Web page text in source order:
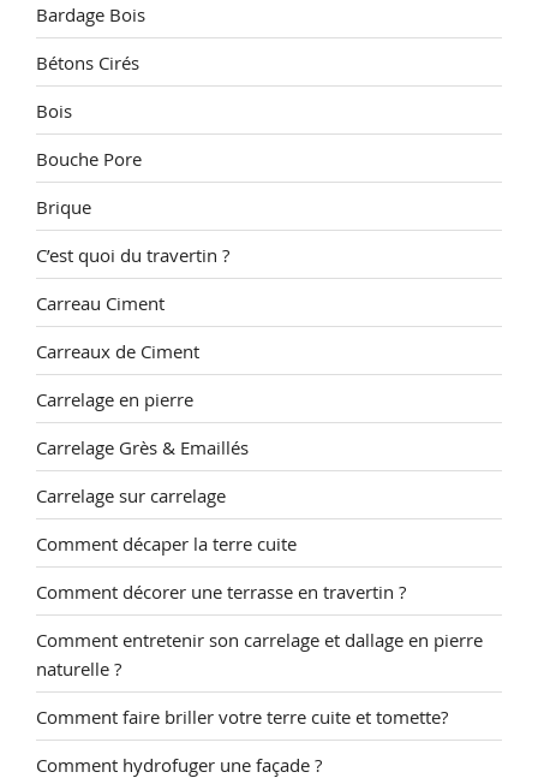
Bardage Bois
Bétons Cirés
Bois
Bouche Pore
Brique
C’est quoi du travertin ?
Carreau Ciment
Carreaux de Ciment
Carrelage en pierre
Carrelage Grès & Emaillés
Carrelage sur carrelage
Comment décaper la terre cuite
Comment décorer une terrasse en travertin ?
Comment entretenir son carrelage et dallage en pierre
naturelle ?
Comment faire briller votre terre cuite et tomette?
Comment hydrofuger une façade ?